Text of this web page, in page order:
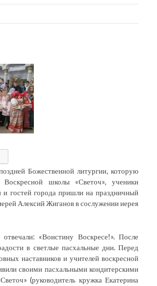
ДУХОВЕНСТВО
БЛАГОЧИНИЯ
МАТЕРИАЛЫ
КОНТАКТЫ/РЕКВИЗИТЫ
Божественной литургии, которую
школы «Светоч», ученики
гостей города пришли на праздничный
Алексий Жиганов в сослужении иерея
«Воистину Воскресе!». После
в светлые пасхальные дни. Перед
наставников и учителей воскресной
своими пасхальными кондитерскими
(руководитель кружка Екатерина